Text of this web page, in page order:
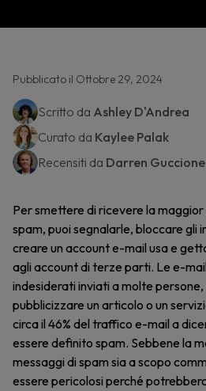
Pubblicato il Ottobre 29, 2024
Scritto da Ashley D'Andrea
Curato da Kaylee Palak
Recensiti da Darren Guccione
Per smettere di ricevere la
spam, puoi segnalarle, bloccare gli
creare un account e-mail usa e
agli account di terze parti. Le e-
indesiderati inviati a molte
pubblicizzare un articolo o un
circa il 46% del traffico e-mail a
essere definito spam. Sebbene la
messaggi di spam sia a scopo
essere pericolosi perché